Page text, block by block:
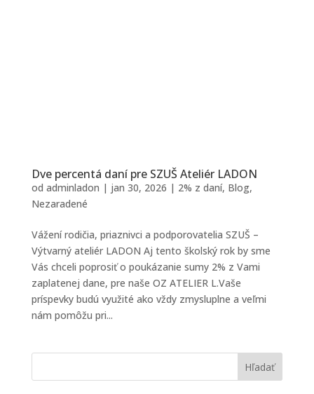
Dve percentá daní pre SZUŠ Ateliér LADON
od adminladon | jan 30, 2026 | 2% z daní, Blog,
Nezaradené
Vážení rodičia, priaznivci a podporovatelia SZUŠ –
Výtvarný ateliér LADON Aj tento školský rok by sme
Vás chceli poprosiť o poukázanie sumy 2% z Vami
zaplatenej dane, pre naše OZ ATELIER L.Vaše
príspevky budú využité ako vždy zmysluplne a veľmi
nám pomôžu pri...
Hľadať